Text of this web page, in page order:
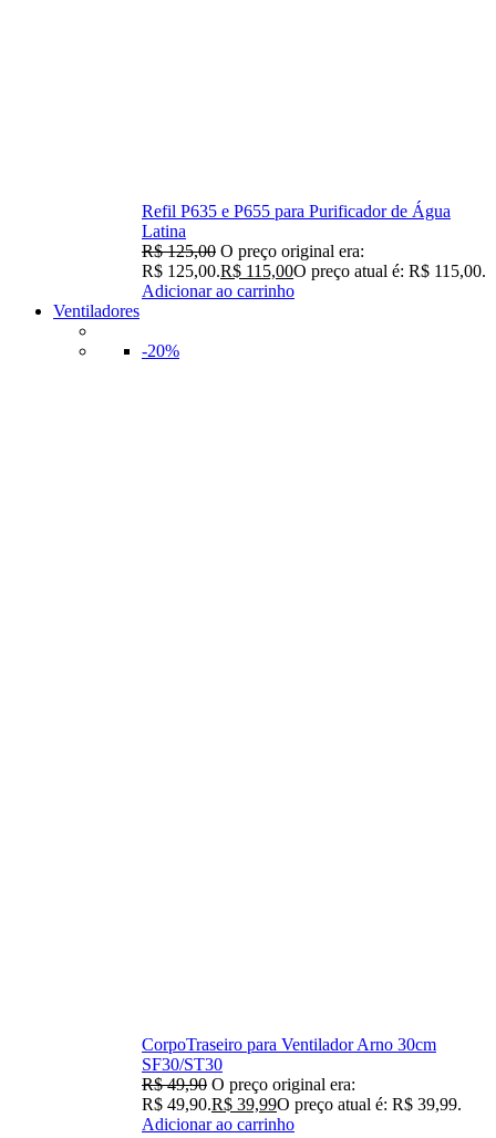
Refil P635 e P655 para Purificador de Água
Latina
R$125,00 O preço original era:
R$ 125,00.R$ 115,00O preço atual é: R$ 115,00.
Adicionar ao carrinho
Ventiladores
-20%
CorpoTraseiro para Ventilador Arno 30cm
SF30/ST30
R$49,90 O preço original era:
R$ 49,90.R$ 39,99O preço atual é: R$ 39,99.
Adicionar ao carrinho